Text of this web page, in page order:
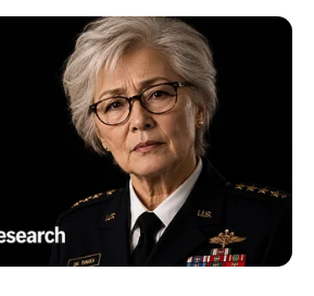
- Mehr als eine Gartenschau
Hotels